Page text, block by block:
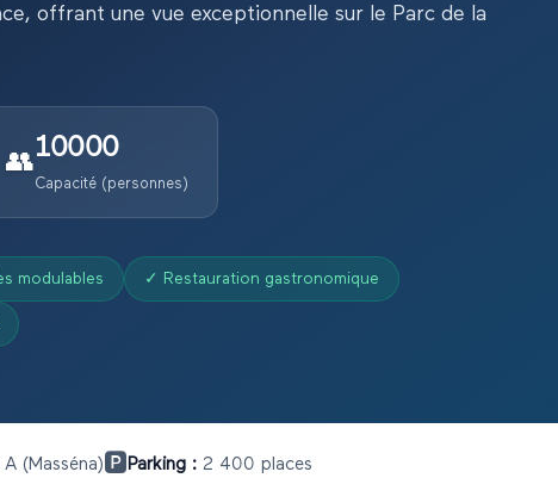
offrant une vue exceptionnelle sur le Parc de la
👥10000
Capacité (personnes)
modulables ✓ Restauration gastronomique
(Masséna)🅿️ Parking : 2 400 places